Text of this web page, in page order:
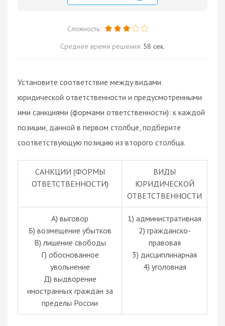
Сложность:
Среднее время решения: 58 сек.
Установите соответствие между видами
юридической ответственности и предусмотренными
ими санкциями (формами ответственности): к каждой
позиции, данной в первом столбце, подберите
соответствующую позицию из второго столбца.
САНКЦИИ (ФОРМЫ
ОТВЕТСТВЕННОСТИ)
ВИДЫ
ЮРИДИЧЕСКОЙ
ОТВЕТСТВЕННОСТИ
А) выговор
Б) возмещение убытков
В) лишение свободы
Г) обоснованное
увольнение
Д) выдворение
иностранных граждан за
пределы России
1) административная
2) гражданско-
правовая
3) дисциплинарная
4) уголовная